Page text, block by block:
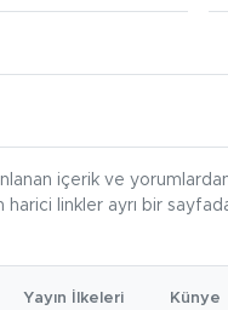
içerik ve
linkler ayrı bir
Yayın İlkeleri Künye